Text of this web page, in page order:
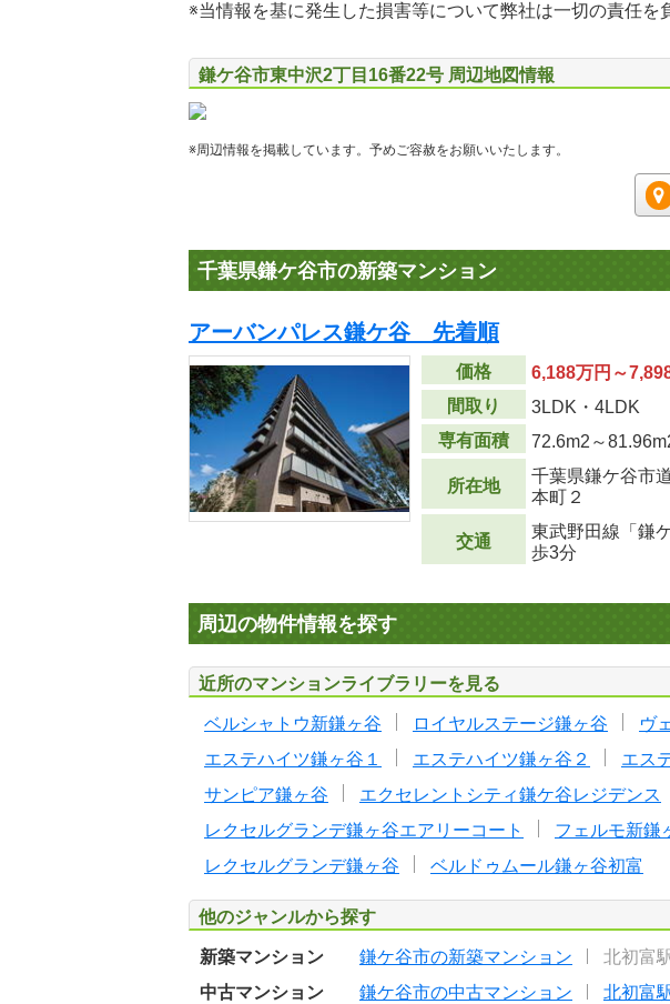
※当情報を基に発生した損害等について弊社は一切の責任を
鎌ケ谷市東中沢2丁目16番22号 周辺地図情報
※周辺情報を掲載しています。予めご容赦をお願いいたします。
千葉県鎌ケ谷市の新築マンション
アーバンパレス鎌ケ谷 先着順
価格
6,188万円～
間取り
3LDK・4LDK
専有面積
72.6m2 ～81.96m
所在地
千葉県鎌ケ谷市
本町２
交通
東武野田線「鎌ケ
歩3分
周辺の物件情報を探す
近所のマンションライブラリーを見る
ベルシャトウ新鎌ヶ谷 ロイヤルステージ鎌ヶ谷 ヴ
エステハイツ鎌ヶ谷１
エステハイツ鎌ヶ谷２ エス
サンピア鎌ヶ谷
エクセレントシティ鎌ケ谷レジデンス
レクセルグランデ鎌ヶ谷エアリーコート
フェルモ新鎌
レクセルグランデ鎌ヶ谷
ベルドゥムール鎌ヶ谷初富
他のジャンルから探す
新築マンション 鎌ケ谷市の新築マンション
北初富
中古マンション
鎌ケ谷市の中古マンション
北初富